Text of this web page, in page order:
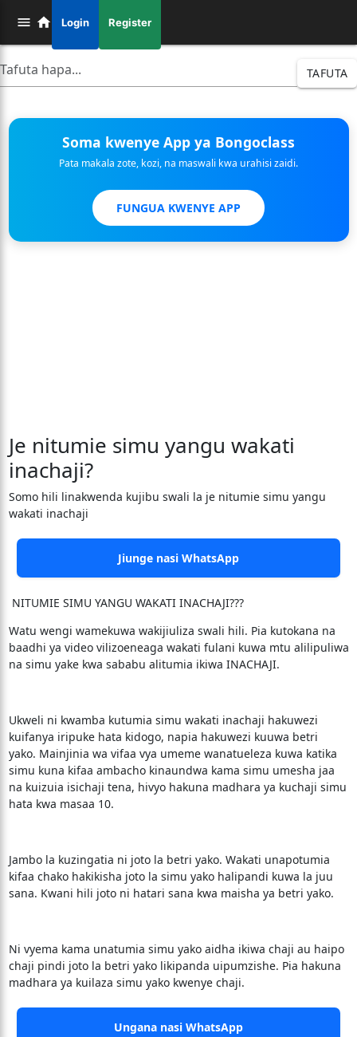
Login Register
TAFUTA
Soma kwenye App ya Bongoclass
Pata makala zote, kozi, na maswali kwa urahisi zaidi.
FUNGUA KWENYE APP
Je nitumie simu yangu wakati
inachaji?
Somo hili linakwenda kujibu swali la je nitumie simu yangu
wakati inachaji
Jiunge nasi WhatsApp
NITUMIE SIMU YANGU WAKATI INACHAJI???
Watu wengi wamekuwa wakijiuliza swali hili. Pia kutokana na
baadhi ya video vilizoeneaga wakati fulani kuwa mtu alilipuliwa
na simu yake kwa sababu alitumia ikiwa INACHAJI.
Ukweli ni kwamba kutumia simu wakati inachaji hakuwezi
kuifanya iripuke hata kidogo, napia hakuwezi kuuwa betri
yako. Mainjinia wa vifaa vya umeme wanatueleza kuwa katika
simu kuna kifaa ambacho kinaundwa kama simu umesha jaa
na kuizuia isichaji tena, hivyo hakuna madhara ya kuchaji simu
hata kwa masaa 10.
Jambo la kuzingatia ni joto la betri yako. Wakati unapotumia
kifaa chako hakikisha joto la simu yako halipandi kuwa la juu
sana. Kwani hili joto ni hatari sana kwa maisha ya betri yako.
Ni vyema kama unatumia simu yako aidha ikiwa chaji au haipo
chaji pindi joto la betri yako likipanda uipumzishe. Pia hakuna
madhara ya kuilaza simu yako kwenye chaji.
Ungana nasi WhatsApp